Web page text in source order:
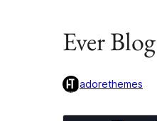
Ever Blog
adorethemes